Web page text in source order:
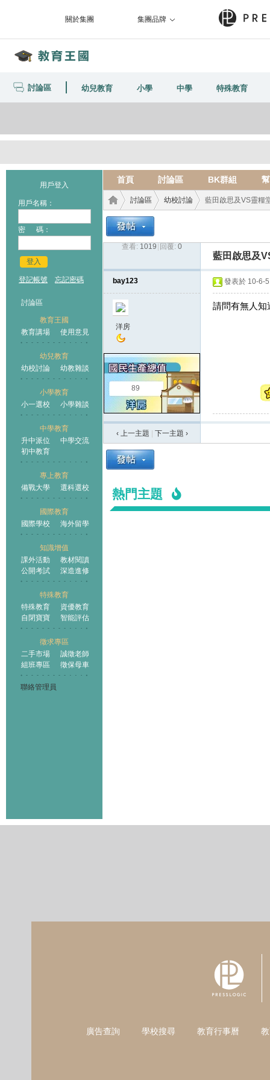
關於集團 集團品牌
討論區 幼兒教育 小學 中學 特殊教育
用戶登入
用戶名稱：
密 碼：
登入
登記帳號 忘記密碼
討論區
教育王國
教育講場
使用意見
幼兒教育
幼校討論
幼教雜談
小學教育
小一選校
小學雜談
中學教育
升中派位
中學交流
初中教育
專上教育
備戰大學
選科選校
國際教育
國際學校
海外留學
知識增值
課外活動
教材閱讀
公開考試
深造進修
特殊教育
特殊教育
資優教育
自閉寶寶
智能評估
徵求專區
二手市場
誠徵老師
組班專區
徵保母車
聯絡管理員
首頁 討論區 BK群組
王國
討論區
›
幼校討論 藍田啟思及VS靈糧
查看: 1019 回覆: 0
藍田啟思及
bay123
洋房
89
發表於 10-6-
請問有無人知
‹ 上一主題 下一主題 ›
熱門主題
廣告查詢 學校搜尋 教育行事曆